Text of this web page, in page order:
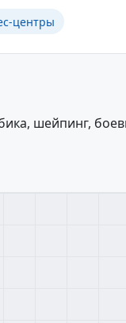
центры
шейпинг,